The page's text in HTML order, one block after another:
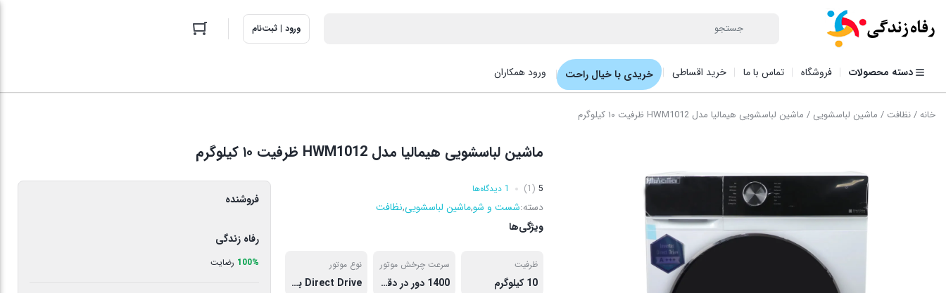
ورود | ثبت‌نام
دسته محصولات فروشگاه تماس با ما خرید اقساطی خریدی با خیال راحت ورود همکاران
خانه/نظافت / ماشین لباسشویی / ماشین لباسشویی هیمالیا مدل HWM1012 ظرفیت ۱۰ کیلوگرم
ماشین لباسشویی هیمالیا مدل HWM1012 ظرفیت ۱۰ کیلوگرم
5
(1) 1 دیدگاه‌ها
دسته:شست و شو,ماشین لباسشویی,نظافت
ویژگی‌ها
ظرفیت
10 کیلوگرم
سرعت چرخش موتور
1400 دور در دقیقه
نوع موتور
Direct Drive بدون تسمه
فروشنده
رفاه زندگی
100% رضایت